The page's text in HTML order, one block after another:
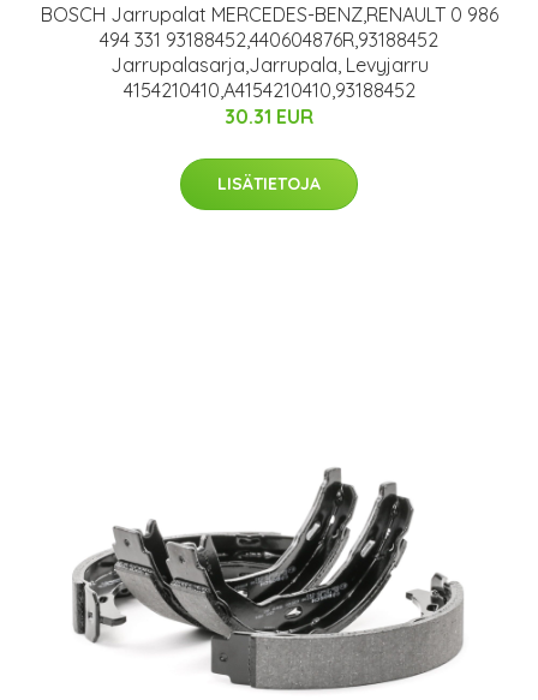
BOSCH Jarrupalat MERCEDES-BENZ,RENAULT 0 986
494 331 93188452,440604876R,93188452
Jarrupalasarja,Jarrupala, Levyjarru
4154210410,A4154210410,93188452
30.31 EUR
LISÄTIETOJA